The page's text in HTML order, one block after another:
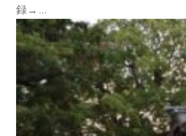
録→...